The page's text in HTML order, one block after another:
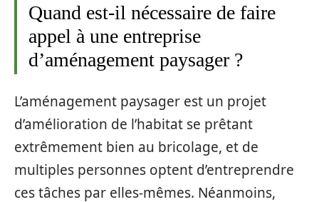
Quand est-il nécessaire de faire
appel à une entreprise
d’aménagement paysager ?
L’aménagement paysager est un projet
d’amélioration de l’habitat se prêtant
extrêmement bien au bricolage, et de
multiples personnes optent d’entreprendre
ces tâches par elles-mêmes. Néanmoins,